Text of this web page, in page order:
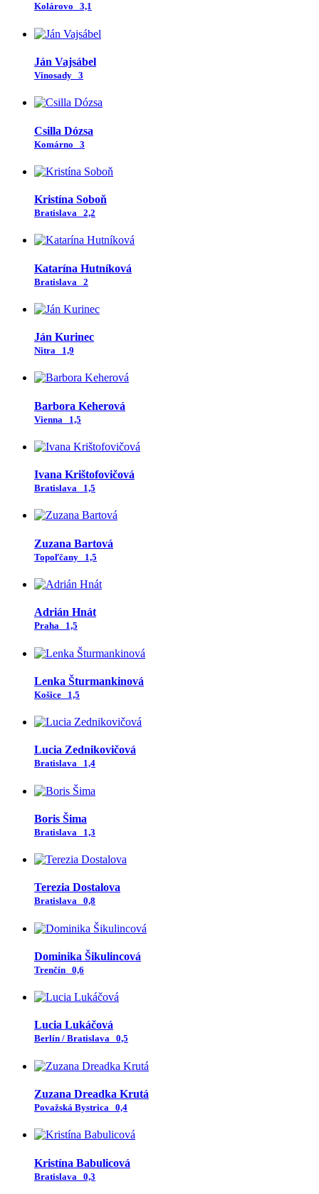
Kolárovo 3,1
Ján Vajsábel
Vinosady 3
Csilla Dózsa
Komárno 3
Kristína Soboň
Bratislava 2,2
Katarína Hutníková
Bratislava 2
Ján Kurinec
Nitra 1,9
Barbora Keherová
Vienna 1,5
Ivana Krištofovičová
Bratislava 1,5
Zuzana Bartová
Topoľčany 1,5
Adrián Hnát
Praha 1,5
Lenka Šturmankinová
Košice 1,5
Lucia Zednikovičová
Bratislava 1,4
Boris Šima
Bratislava 1,3
Terezia Dostalova
Bratislava 0,8
Dominika Šikulincová
Trenčín 0,6
Lucia Lukáčová
Berlín / Bratislava 0,5
Zuzana Dreadka Krutá
Považská Bystrica 0,4
Kristína Babulicová
Bratislava 0,3